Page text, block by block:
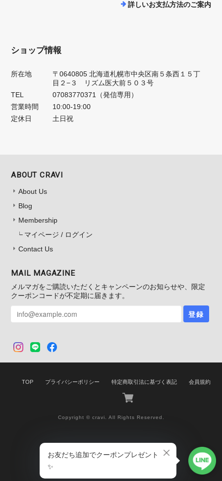
詳しいお支払方法のご案内
ショップ情報
所在地
〒0640805 北海道札幌市中央区南５条西１５丁
目２−３ リズム医大前５０３号
TEL
07083770371（発信専用）
営業時間
10:00-19:00
定休日
土日祝
ABOUT CRAVI
About Us
Blog
Membership
マイページ / ログイン
Contact Us
MAIL MAGAZINE
メルマガをご購読いただくとキャンペーンのお知らせや、限定
クーポンコードが不定期に届きます。
登録
TOP プライバシーポリシー 特定商取引法に基づく表記 会員規約
Copyright © cravi. All Rights Reserved.